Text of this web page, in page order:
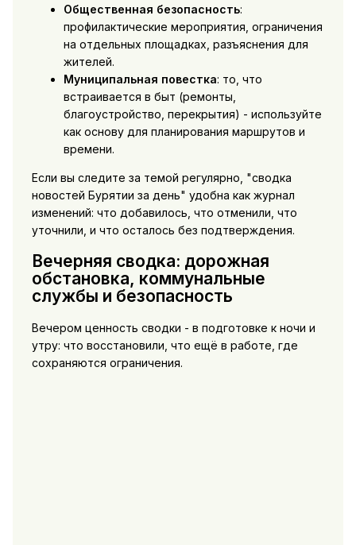
Общественная безопасность:
профилактические мероприятия, ограничения
на отдельных площадках, разъяснения для
жителей.
Муниципальная повестка: то, что
встраивается в быт (ремонты,
благоустройство, перекрытия) - используйте
как основу для планирования маршрутов и
времени.
Если вы следите за темой регулярно, "сводка
новостей Бурятии за день" удобна как журнал
изменений: что добавилось, что отменили, что
уточнили, и что осталось без подтверждения.
Вечерняя сводка: дорожная
обстановка, коммунальные
службы и безопасность
Вечером ценность сводки - в подготовке к ночи и
утру: что восстановили, что ещё в работе, где
сохраняются ограничения.